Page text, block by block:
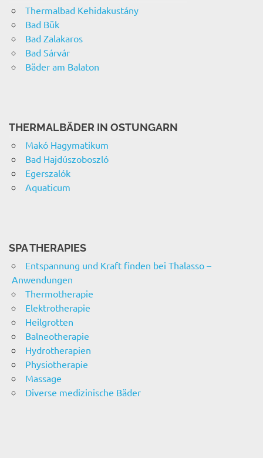
Thermalbad Kehidakustány
Bad Bük
Bad Zalakaros
Bad Sárvár
Bäder am Balaton
THERMALBÄDER IN OSTUNGARN
Makó Hagymatikum
Bad Hajdúszoboszló
Egerszalók
Aquaticum
SPA THERAPIES
Entspannung und Kraft finden bei Thalasso –
Anwendungen
Thermotherapie
Elektrotherapie
Heilgrotten
Balneotherapie
Hydrotherapien
Physiotherapie
Massage
Diverse medizinische Bäder